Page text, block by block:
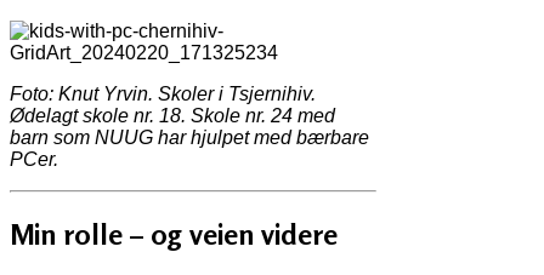
Foto: Knut Yrvin. Skoler i Tsjernihiv.
Ødelagt skole nr. 18. Skole nr. 24 med
barn som NUUG har hjulpet med bærbare
PCer.
Min rolle – og veien videre